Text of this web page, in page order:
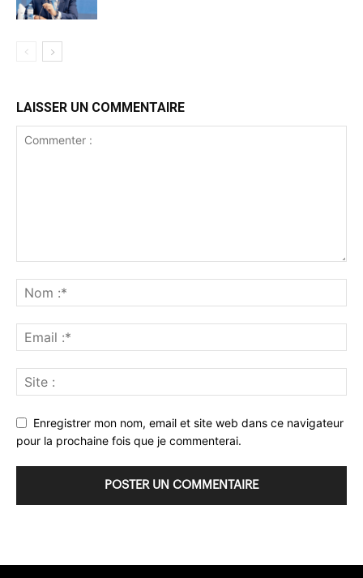
LAISSER UN COMMENTAIRE
Enregistrer mon nom, email et site web dans ce navigateur
pour la prochaine fois que je commenterai.